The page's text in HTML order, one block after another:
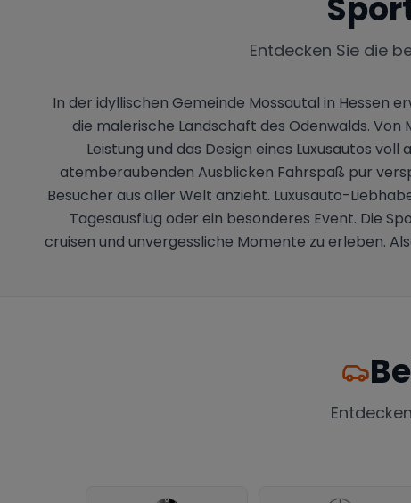
Entdecken Sie die
In der idyllischen Gemeinde Mossautal in Hessen
die malerische Landschaft des Odenwalds.
Leistung und das Design eines Luxusautos
atemberaubenden Ausblicken Fahrspaß pur
Besucher aus aller Welt anzieht. Luxusauto-
Tagesausflug oder ein besonderes Event. Die
cruisen und unvergessliche Momente zu erleben.